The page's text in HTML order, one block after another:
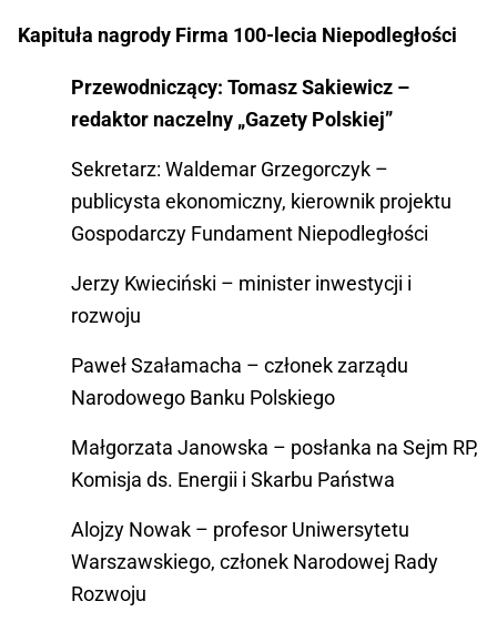
Kapituła nagrody Firma 100-lecia Niepodległości
Przewodniczący: Tomasz Sakiewicz –
redaktor naczelny „Gazety Polskiej”
Sekretarz: Waldemar Grzegorczyk –
publicysta ekonomiczny, kierownik projektu
Gospodarczy Fundament Niepodległości
Jerzy Kwieciński – minister inwestycji i
rozwoju
Paweł Szałamacha – członek zarządu
Narodowego Banku Polskiego
Małgorzata Janowska – posłanka na Sejm RP,
Komisja ds. Energii i Skarbu Państwa
Alojzy Nowak – profesor Uniwersytetu
Warszawskiego, członek Narodowej Rady
Rozwoju